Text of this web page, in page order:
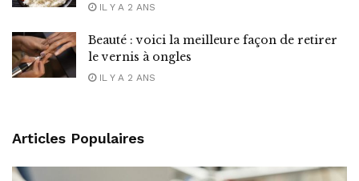
IL Y A 2 ANS
Beauté : voici la meilleure façon de retirer
le vernis à ongles
IL Y A 2 ANS
Articles Populaires